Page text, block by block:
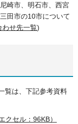
崎市、明石市、西宮
田市の10市について
わせ先一覧)
覧は、下記参考資料
クセル：96KB）